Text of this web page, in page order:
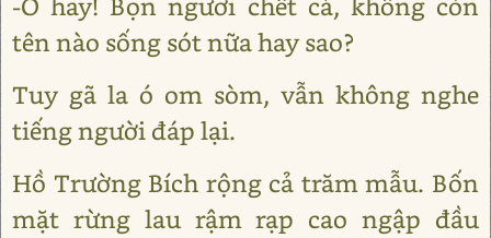
-Ô hay! Bọn ngươi chết cả, không còn
tên nào sống sót nữa hay sao?
Tuy gã la ó om sòm, vẫn không nghe
tiếng người đáp lại.
Hồ Trường Bích rộng cả trăm mẫu. Bốn
mặt rừng lau rậm rạp cao ngập đầu